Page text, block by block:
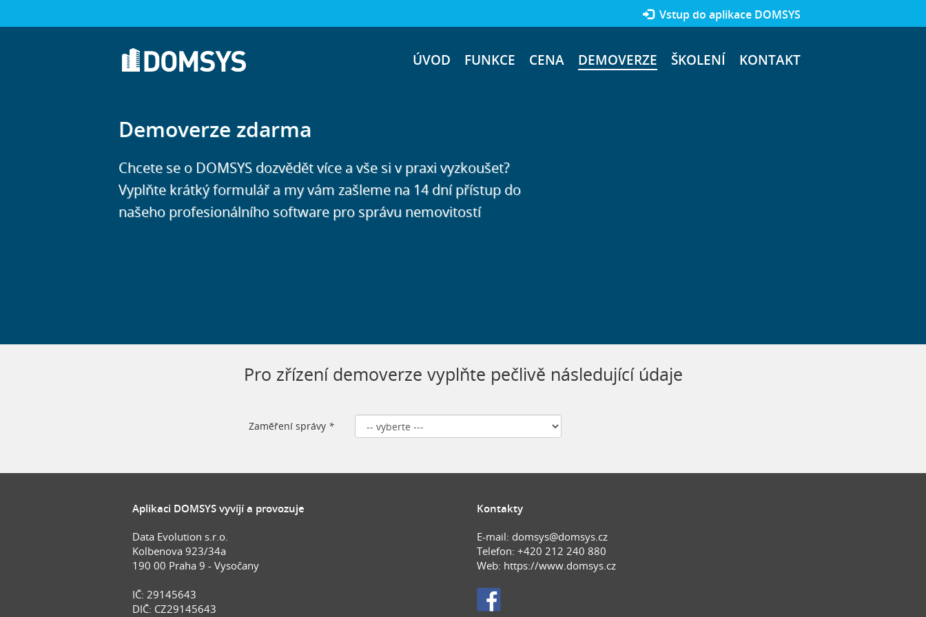
Vstup do aplikace DOMSYS
ÚVOD FUNKCE CENA DEMOVERZE ŠKOLENÍ KONTAKT
Demoverze zdarma
Chcete se o DOMSYS dozvědět více a vše si v praxi vyzkoušet?
Vyplňte krátký formulář a my vám zašleme na 14 dní přístup do
našeho profesionálního software pro správu nemovitostí
Pro zřízení demoverze vyplňte pečlivě následující údaje
Zaměření správy *
Aplikaci DOMSYS vyvíjí a provozuje
Data Evolution s.r.o.
Kolbenova 923/34a
190 00 Praha 9 - Vysočany
IČ: 29145643
DIČ: CZ29145643
Kontakty
E-mail: domsys@domsys.cz
Telefon: +420 212 240 880
Web: https://www.domsys.cz